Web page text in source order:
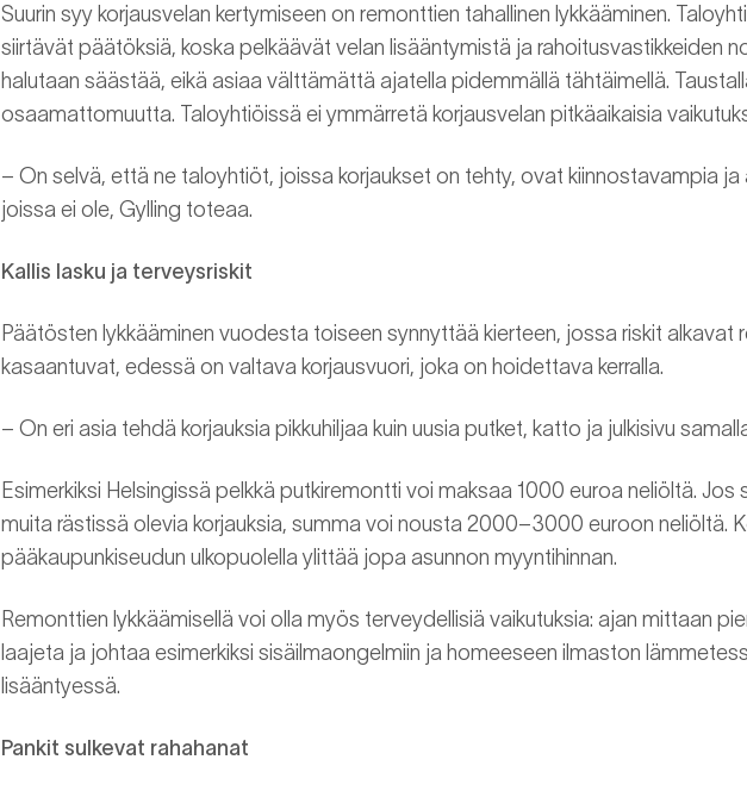
Suurin syy korjausvelan kertymiseen on remonttien tahallinen lykkääminen.
siirtävät päätöksiä, koska pelkäävät velan lisääntymistä ja rahoitusvastikkeiden
halutaan säästää, eikä asiaa välttämättä ajatella pidemmällä tähtäimellä.
osaamattomuutta. Taloyhtiöissä ei ymmärretä korjausvelan pitkäaikaisia
– On selvä, että ne taloyhtiöt, joissa korjaukset on tehty, ovat kiinnostavampia ja
joissa ei ole, Gylling toteaa.
Kallis lasku ja terveysriskit
Päätösten lykkääminen vuodesta toiseen synnyttää kierteen, jossa riskit alkavat
kasaantuvat, edessä on valtava korjausvuori, joka on hoidettava kerralla.
– On eri asia tehdä korjauksia pikkuhiljaa kuin uusia putket, katto ja julkisivu
Esimerkiksi Helsingissä pelkkä putkiremontti voi maksaa 1000 euroa neliöltä. Jos
muita rästissä olevia korjauksia, summa voi nousta 2000–3000 euroon neliöltä.
pääkaupunkiseudun ulkopuolella ylittää jopa asunnon myyntihinnan.
Remonttien lykkäämisellä voi olla myös terveydellisiä vaikutuksia: ajan mittaan
laajeta ja johtaa esimerkiksi sisäilmaongelmiin ja homeeseen ilmaston
lisääntyessä.
Pankit sulkevat rahahanat